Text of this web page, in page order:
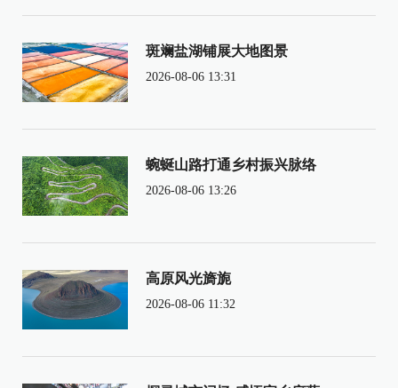
斑斓盐湖铺展大地图景
2026-08-06 13:31
蜿蜒山路打通乡村振兴脉络
2026-08-06 13:26
高原风光旖旎
2026-08-06 11:32